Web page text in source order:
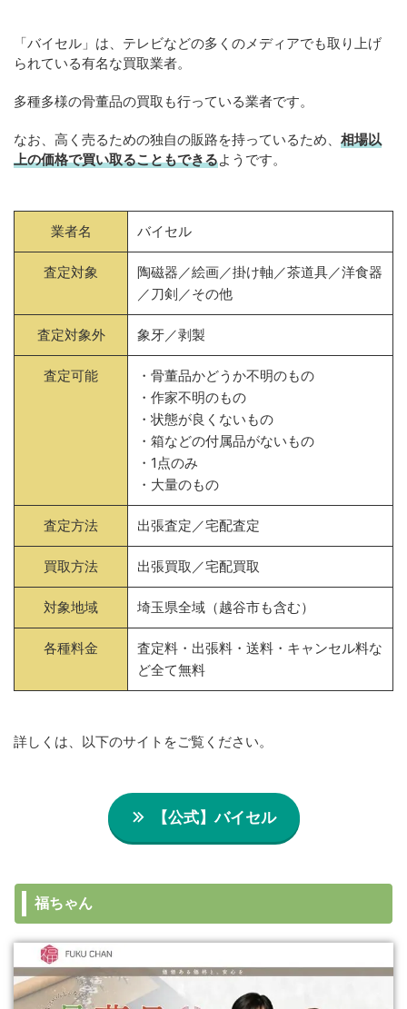
「バイセル」は、テレビなどの多くのメディアでも取り上げ
られている有名な買取業者。
多種多様の骨董品の買取も行っている業者です。
なお、高く売るための独自の販路を持っているため、 相場以
上の価格で買い取ることもできるようです。
業者名 バイセル
査定対象
陶磁器／絵画／掛け軸／茶道具／洋食器
／刀剣／その他
査定対象外 象牙／剥製
査定可能
・骨董品かどうか不明のもの
・作家不明のもの
・状態が良くないもの
・箱などの付属品がないもの
・1点のみ
・大量のもの
査定方法 出張査定／宅配査定
買取方法 出張買取／宅配買取
対象地域 埼玉県全域（越谷市も含む）
各種料金
査定料・出張料・送料・キャンセル料な
ど全て無料
詳しくは、以下のサイトをご覧ください。
【公式】バイセル
福ちゃん